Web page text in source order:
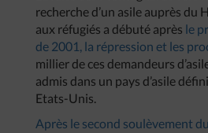
recherche d’un asile auprès du
aux réfugiés a débuté après le
de 2001, la répression et les
millier de ces demandeurs
admis dans un pays d’asile
Etats-Unis.
Après le second soulèvement